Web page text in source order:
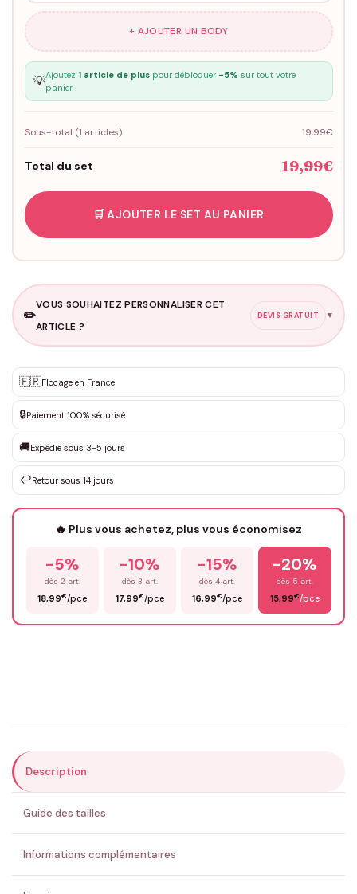
+ AJOUTER UN BODY
💡Ajoutez 1 article de pluspour débloquer -5% sur tout votre
panier !
Sous-total (1 articles) 19,99€
Total du set 19,99€
🛒 AJOUTER LE SET AU PANIER
✏️
VOUS SOUHAITEZ PERSONNALISER CET
ARTICLE ?
DEVIS GRATUIT ▼
✨ Personnalisation sur mesure
DEVIS GRATUIT · Personnalisation de 3 à 10€ selon la demande
Que souhaitez-vous ?*
Votre texte / idée*
Prénom*
ENVOYER MA DEMANDE ✨
💚 Retour sous 24-48h🇫🇷 Flocage en France✅ Validation avant fabrication
🇫🇷Flocage en France
🔒Paiement 100% sécurisé
🚚Expédié sous 3-5 jours
↩️Retour sous 14 jours
🔥 Plus vous achetez, plus vous économisez
-5%
dès 2 art.
18,99€/pce
-10%
dès 3 art.
17,99€/pce
-15%
dès 4 art.
16,99€/pce
-20%
dès 5 art.
15,99€/pce
Description
Guide des tailles
Informations complémentaires